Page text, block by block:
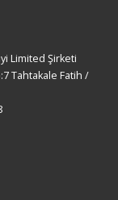
Limited Şirketi
Tahtakale Fatih /